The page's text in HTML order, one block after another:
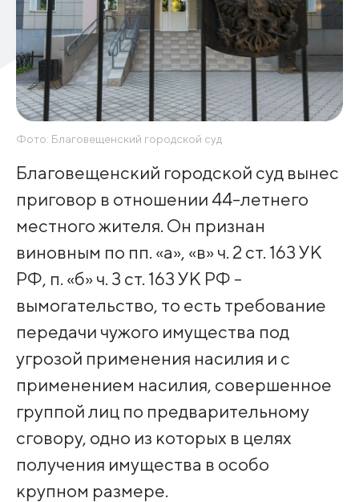
Фото: Благовещенский городской суд
Благовещенский городской суд вынес
приговор в отношении 44-летнего
местного жителя. Он признан
виновным по пп. «а», «в» ч. 2 ст. 163 УК
РФ, п. «б» ч. 3 ст. 163 УК РФ -
вымогательство, то есть требование
передачи чужого имущества под
угрозой применения насилия и с
применением насилия, совершенное
группой лиц по предварительному
сговору, одно из которых в целях
получения имущества в особо
крупном размере.